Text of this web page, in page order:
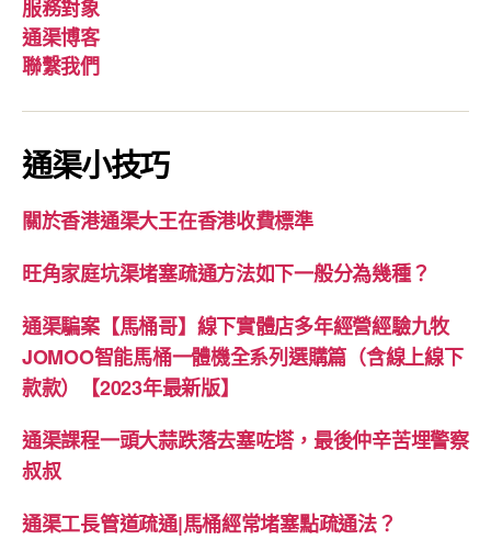
服務對象
通渠博客
聯繫我們
通渠小技巧
關於香港通渠大王在香港收費標準
旺角家庭坑渠堵塞疏通方法如下一般分為幾種？
通渠騙案【馬桶哥】線下實體店多年經營經驗九牧
JOMOO智能馬桶一體機全系列選購篇（含線上線下
款款）【2023年最新版】
通渠課程一頭大蒜跌落去塞咗塔，最後仲辛苦埋警察
叔叔
通渠工長管道疏通|馬桶經常堵塞點疏通法？